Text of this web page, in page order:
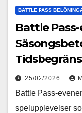
BATTLE PASS
Battle
25/02/2026
Battle Pass-
spelupplevelser